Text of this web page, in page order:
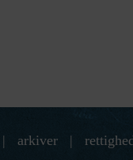
| arkiver |